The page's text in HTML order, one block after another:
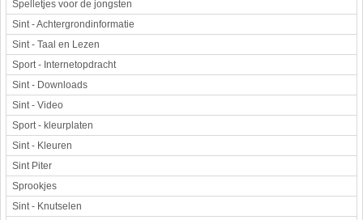
Spelletjes voor de jongsten
Sint - Achtergrondinformatie
Sint - Taal en Lezen
Sport - Internetopdracht
Sint - Downloads
Sint - Video
Sport - kleurplaten
Sint - Kleuren
Sint Piter
Sprookjes
Sint - Knutselen